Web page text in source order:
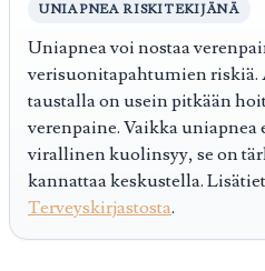
UNIAPNEA RISKITEKIJÄNÄ
Uniapnea voi nostaa
verisuonitapahtumien riskiä.
taustalla on usein pitkään
verenpaine. Vaikka
virallinen kuolinsyy, se on
kannattaa keskustella.
Terveyskirjastosta.